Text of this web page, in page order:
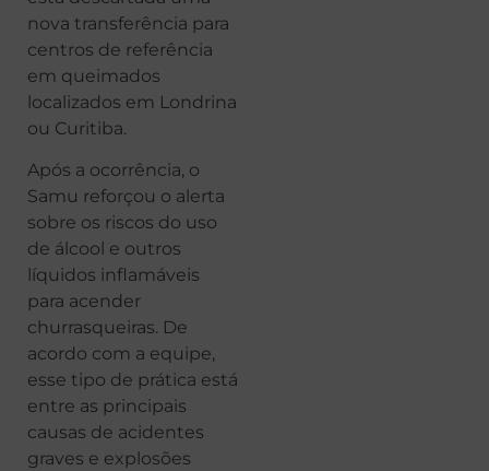
nova transferência para
centros de referência
em queimados
localizados em Londrina
ou Curitiba.
Após a ocorrência, o
Samu reforçou o alerta
sobre os riscos do uso
de álcool e outros
líquidos inflamáveis
para acender
churrasqueiras. De
acordo com a equipe,
esse tipo de prática está
entre as principais
causas de acidentes
graves e explosões